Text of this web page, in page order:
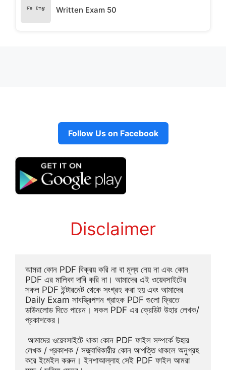
Written Exam 50
Follow Us on Facebook
Disclaimer
আমরা কোন PDF বিক্রয় করি না বা মূল্য নেয় না এবং কোন
PDF এর মালিকা দাবি করি না। আমাদের এই ওয়েবসাইটের
সকল PDF ইন্টারনেট থেকে সংগ্রহ করা হয় এবং আমাদের
Daily Exam সাবস্ক্রিপশন গ্রাহক PDF গুলো ফ্রিতে
ডাউনলোড দিতে পারেন। সকল PDF এর ক্রেডিট উহার লেখক/
প্রকাশকের।
লেখক / প্রকাশক / সত্ত্বাধিকারীর কোন আপত্তি থাকলে অনুগ্রহ
করে ইমেইল করুন। ইনশাআল্লাহ সেই PDF ফাইল আমরা